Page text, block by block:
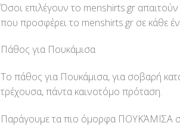
Όσοι επιλέγουν το menshirts.gr απαιτούν
που προσφέρει το menshirts.gr σε κάθε
Πάθος για Πουκάμισα
Το πάθος για Πουκάμισα, για σοβαρή
τρέχουσα, πάντα καινοτόμο πρόταση.
Παράγουμε τα πιο όμορφα ΠΟΥΚΆΜΙΣΑ